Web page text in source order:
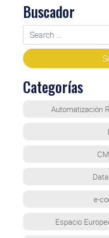
Buscador
Categorías
Automatización
e-
Espacio